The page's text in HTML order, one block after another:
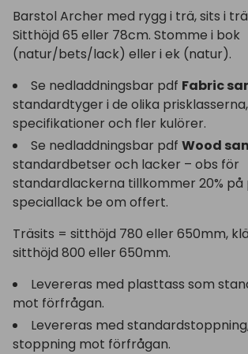
Barstol Archer med rygg i trä, sits i
Sitthöjd 65 eller 78cm. Stomme i bok
(natur/bets/lack) eller i ek (natur).
Se nedladdningsbar pdf Fabric
standardtyger i de olika prisklasserna,
specifikationer och fler kulörer.
Se nedladdningsbar pdf Wood
standardbetser och lacker – obs för
standardlackerna tillkommer 20% på
speciallack be om offert.
Träsits = sitthöjd 780 eller 650mm,
sitthöjd 800 eller 650mm.
Levereras med plasttass som
mot förfrågan.
Levereras med
stoppning mot förfrågan.